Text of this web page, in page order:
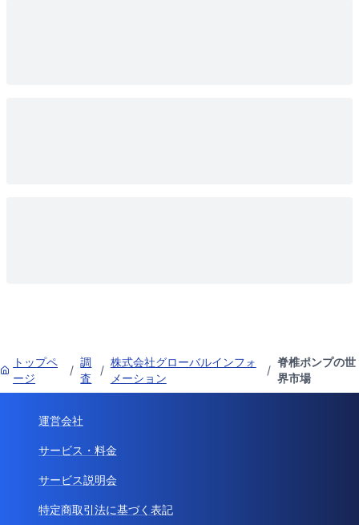
トップペ
ージ
/
調
査
/
株式会社グローバルインフォ
メーション
/
脊椎ポンプの世
界市場
運営会社
サービス・料金
サービス説明会
特定商取引法に基づく表記